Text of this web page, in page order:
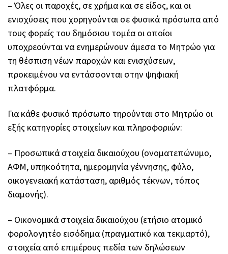
– Όλες οι παροχές, σε χρήμα και σε είδος, και οι
ενισχύσεις που χορηγούνται σε φυσικά πρόσωπα από
τους φορείς του δημόσιου τομέα οι οποίοι
υποχρεούνται να ενημερώνουν άμεσα το Μητρώο για
τη θέσπιση νέων παροχών και ενισχύσεων,
προκειμένου να εντάσσονται στην ψηφιακή
πλατφόρμα.
Για κάθε φυσικό πρόσωπο τηρούνται στο Μητρώο οι
εξής κατηγορίες στοιχείων και πληροφοριών:
– Προσωπικά στοιχεία δικαιούχου (ονοματεπώνυμο,
ΑΦΜ, υπηκοότητα, ημερομηνία γέννησης, φύλο,
οικογενειακή κατάσταση, αριθμός τέκνων, τόπος
διαμονής).
– Οικονομικά στοιχεία δικαιούχου (ετήσιο ατομικό
φορολογητέο εισόδημα (πραγματικό και τεκμαρτό),
στοιχεία από επιμέρους πεδία των δηλώσεων